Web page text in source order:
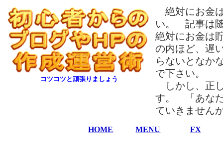
コツコツと頑張りましょう
絶対にお金
い。 記事は随
絶対にお金は
の内ほど、遅
らないとなか
で下さい。
しかし、正
す。 「あなた
ていきません
HOME MENU FX